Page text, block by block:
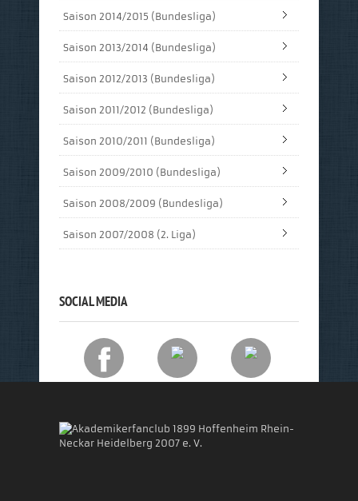
Saison 2014/2015 (Bundesliga)
Saison 2013/2014 (Bundesliga)
Saison 2012/2013 (Bundesliga)
Saison 2011/2012 (Bundesliga)
Saison 2010/2011 (Bundesliga)
Saison 2009/2010 (Bundesliga)
Saison 2008/2009 (Bundesliga)
Saison 2007/2008 (2. Liga)
SOCIAL MEDIA
Akademikerfanclub 1899 Hoffenheim Rhein-
Neckar Heidelberg 2007 e. V.